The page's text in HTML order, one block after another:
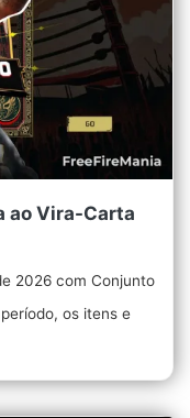
ao Vira-Carta
2026 com Conjunto
os itens e